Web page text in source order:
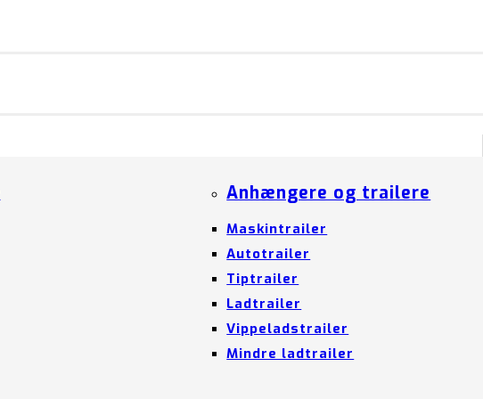
Anhængere og trailere
Maskintrailer
Autotrailer
Tiptrailer
Ladtrailer
Vippeladstrailer
Mindre ladtrailer